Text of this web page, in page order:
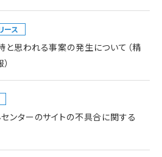
ース
思われる事案の発生について（精
ンターのサイトの不具合に関する